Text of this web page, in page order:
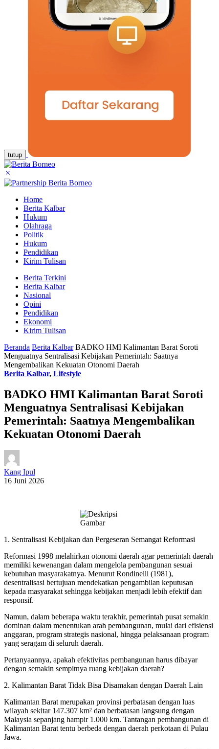
tutup
Home
Berita Kalbar
Hukum
Olahraga
Politik
Hukum
Pendidikan
Kirim Tulisan
Berita Terkini
Berita Kalbar
Nasional
Opini
Pendidikan
Ekonomi
Kirim Tulisan
Beranda Berita Kalbar BADKO HMI Kalimantan Barat Soroti
Menguatnya Sentralisasi Kebijakan Pemerintah: Saatnya
Mengembalikan Kekuatan Otonomi Daerah
Berita Kalbar, Lifestyle
BADKO HMI Kalimantan Barat Soroti
Menguatnya Sentralisasi Kebijakan
Pemerintah: Saatnya Mengembalikan
Kekuatan Otonomi Daerah
Kang Ipul
16 Juni 2026
1. Sentralisasi Kebijakan dan Pergeseran Semangat Reformasi
Reformasi 1998 melahirkan otonomi daerah agar pemerintah daerah
memiliki kewenangan dalam mengelola pembangunan sesuai
kebutuhan masyarakatnya. Menurut Rondinelli (1981),
desentralisasi bertujuan mendekatkan pengambilan keputusan
kepada masyarakat sehingga kebijakan menjadi lebih efektif dan
responsif.
Namun, dalam beberapa waktu terakhir, pemerintah pusat semakin
dominan dalam menentukan arah pembangunan, mulai dari efisiensi
anggaran, program strategis nasional, hingga pelaksanaan program
yang seragam di seluruh daerah.
Pertanyaannya, apakah efektivitas pembangunan harus dibayar
dengan semakin sempitnya ruang kebijakan daerah?
2. Kalimantan Barat Tidak Bisa Disamakan dengan Daerah Lain
Kalimantan Barat merupakan provinsi perbatasan dengan luas
wilayah sekitar 147.307 km² dan berbatasan langsung dengan
Malaysia sepanjang hampir 1.000 km. Tantangan pembangunan di
Kalimantan Barat tentu berbeda dengan daerah perkotaan di Pulau
Jawa.